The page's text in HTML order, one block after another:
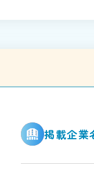
掲載企業